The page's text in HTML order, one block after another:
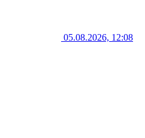
05.08.2026, 12:08